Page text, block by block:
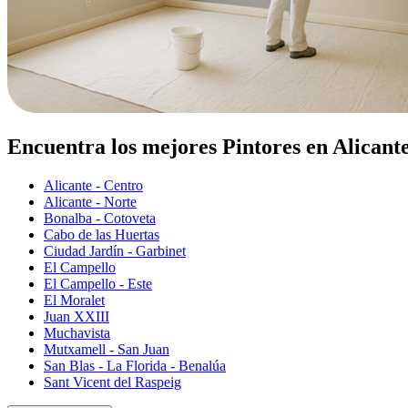
Encuentra los mejores Pintores en
Alicante - Centro
Alicante - Norte
Bonalba - Cotoveta
Cabo de las Huertas
Ciudad Jardín - Garbinet
El Campello
El Campello - Este
El Moralet
Juan XXIII
Muchavista
Mutxamell - San Juan
San Blas - La Florida - Benalúa
Sant Vicent del Raspeig